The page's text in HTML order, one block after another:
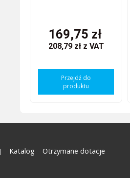
169,75 zł
208,79 zł z VAT
Przejdź do
produktu
Katalog Otrzymane dotacje